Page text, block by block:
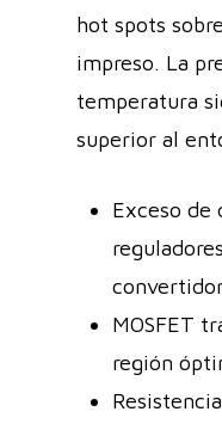
hot spots
impreso. La
temperatura
superior al
Exceso de
MOSFET
región